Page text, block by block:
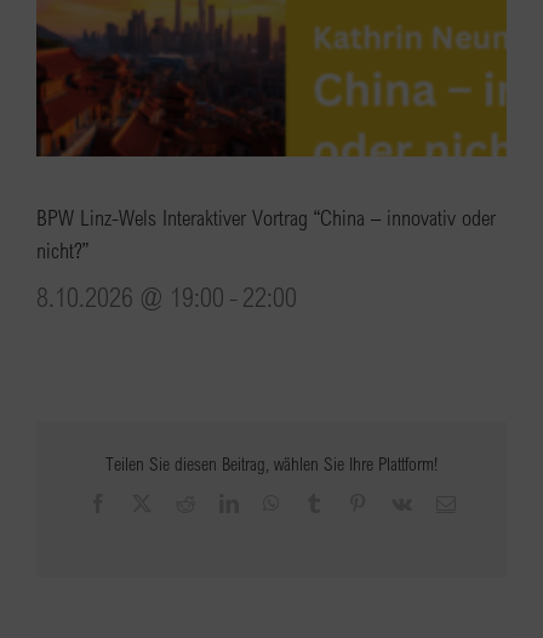
BPW Linz-Wels Interaktiver Vortrag “China – innovativ oder
nicht?”
8.10.2026 @ 19:00 - 22:00
Teilen Sie diesen Beitrag, wählen Sie Ihre Plattform!